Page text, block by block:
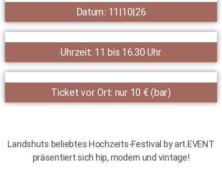
Datum: 11|10|26
Uhrzeit: 11 bis 16.30 Uhr
Ticket vor Ort: nur 10 € (bar)
Landshuts beliebtes Hochzeits-Festival by art.EVENT
präsentiert sich hip, modern und vintage!